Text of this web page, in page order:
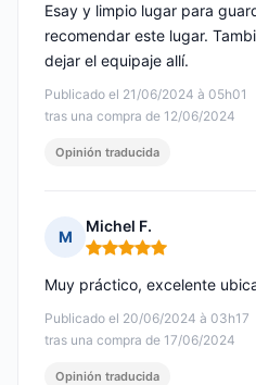
Publicado el 21/06/2024 à 05h01
tras una compra de 12/06/2024
Esay y limpio lugar para
recomendar este lugar.
dejar el equipaje allí.
Opinión traducida
M
Michel F.
Nota: 5 de 5
Publicado el 20/06/2024 à 03h17
tras una compra de 17/06/2024
Muy práctico, excelente
Opinión traducida